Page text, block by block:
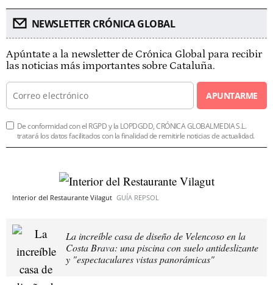
NEWSLETTER CRÓNICA GLOBAL
Apúntate a la newsletter de Crónica Global para recibir
las noticias más importantes sobre Cataluña.
APUNTARME
De conformidad con el RGPD y la LOPDGDD, CRÓNICA GLOBALMEDIA S.L.
tratará los datos facilitados con la finalidad de remitirle noticias de actualidad.
Interior del Restaurante Vilagut GUÍA REPSOL
La increíble casa de diseño de Velencoso en la
Costa Brava: una piscina con suelo antideslizante
y "espectaculares vistas panorámicas"